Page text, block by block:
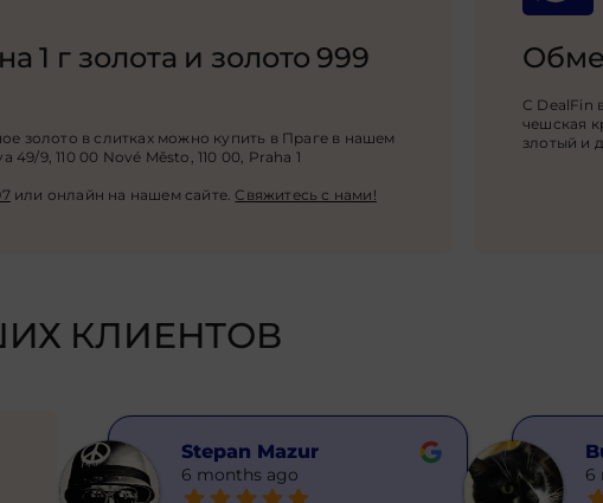
1 г золота и золото 999
золото в слитках можно купить в Праге в нашем
9, 110 00 Nové Město, 110 00, Praha 1
или онлайн на нашем сайте. Свяжитесь с нами!
С DealFin
чешская
злотый и
КЛИЕНТОВ
Rina Pri
6 months ago